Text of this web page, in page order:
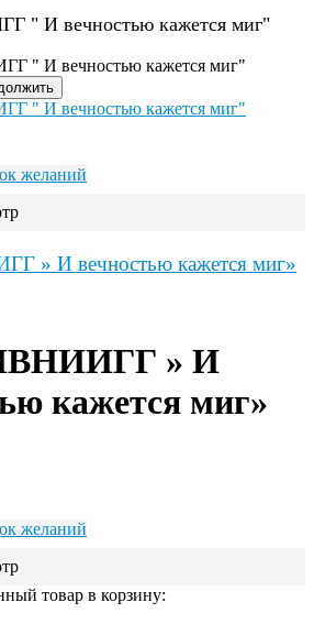
" И вечностью кажется миг"
желаний
» И вечностью кажется миг»
» И
кажется миг»
желаний
товар в корзину: